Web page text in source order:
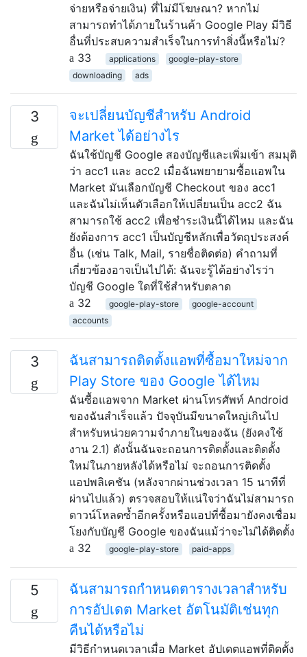
จ่ายหรือจ่ายเงิน) ที่ไม่มีโฆษณา? หากไม่
สามารถทำได้ภายในร้านค้า Google Play มีวิธี
อื่นที่ประสบความสำเร็จในการทำสิ่งนี้หรือไม่?
33
applications
google-play-store
downloading
ads
3
จะเปลี่ยนบัญชีสำหรับ Android
Market ได้อย่างไร
ฉันใช้บัญชี Google สองบัญชีและเพิ่มเข้า สมมุติ
ว่า acc1 และ acc2 เมื่อฉันพยายามซื้อแอพใน
Market มันเลือกบัญชี Checkout ของ acc1
และฉันไม่เห็นตัวเลือกให้เปลี่ยนเป็น acc2 ฉัน
สามารถใช้ acc2 เพื่อชำระเงินนี้ได้ไหม และฉัน
ยังต้องการ acc1 เป็นบัญชีหลักเพื่อวัตถุประสงค์
อื่น (เช่น Talk, Mail, รายชื่อติดต่อ) คำถามที่
เกี่ยวข้องอาจเป็นไปได้: ฉันจะรู้ได้อย่างไรว่า
บัญชี Google ใดที่ใช้สำหรับตลาด
32
google-play-store
google-account
accounts
3
ฉันสามารถติดตั้งแอพที่ซื้อมาใหม่จาก
Play Store ของ Google ได้ไหม
ฉันซื้อแอพจาก Market ผ่านโทรศัพท์ Android
ของฉันสำเร็จแล้ว ปัจจุบันมีขนาดใหญ่เกินไป
สำหรับหน่วยความจำภายในของฉัน (ยังคงใช้
งาน 2.1) ดังนั้นฉันจะถอนการติดตั้งและติดตั้ง
ใหม่ในภายหลังได้หรือไม่ จะถอนการติดตั้ง
แอปพลิเคชัน (หลังจากผ่านช่วงเวลา 15 นาทีที่
ผ่านไปแล้ว) ตรวจสอบให้แน่ใจว่าฉันไม่สามารถ
ดาวน์โหลดซ้ำอีกครั้งหรือแอปที่ซื้อมายังคงเชื่อม
โยงกับบัญชี Google ของฉันแม้ว่าจะไม่ได้ติดตั้ง
32
google-play-store paid-apps
5
ฉันสามารถกำหนดตารางเวลาสำหรับ
การอัปเดต Market อัตโนมัติเช่นทุก
คืนได้หรือไม่
มีวิธีกำหนดเวลาเมื่อ Market อัปเดตแอพที่ติดตั้ง